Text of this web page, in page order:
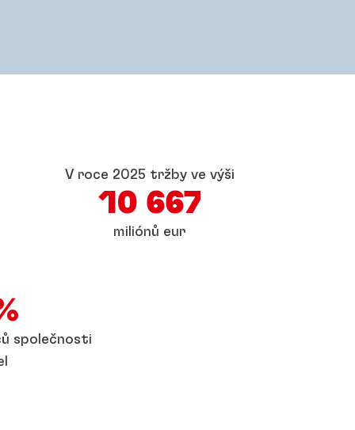
V roce 2025 tržby ve výši
10 667
miliónů eur
společnosti